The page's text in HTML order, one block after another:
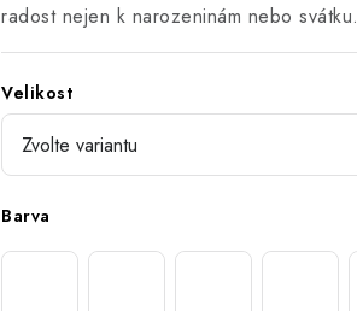
radost nejen k narozeninám nebo svátku.
Velikost
Barva